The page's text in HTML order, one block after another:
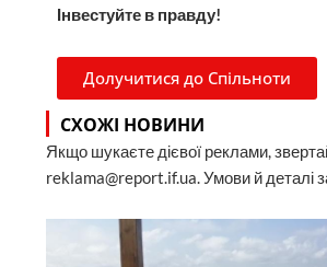
Інвестуйте в правду!
Долучитися до Спільноти
СХОЖІ НОВИНИ
Якщо шукаєте дієвої реклами,
reklama@report.if.ua. Умови й деталі